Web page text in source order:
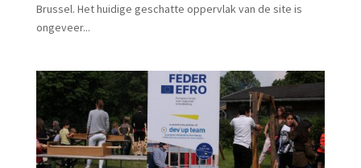
Brussel. Het huidige geschatte oppervlak van de site is
ongeveer...